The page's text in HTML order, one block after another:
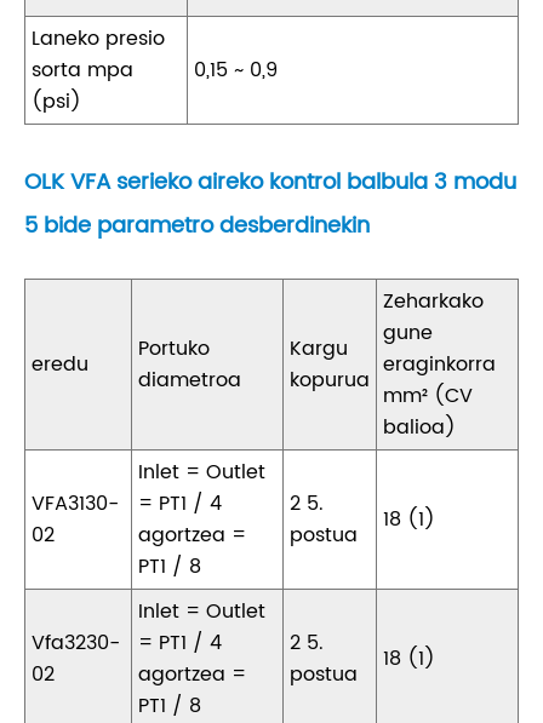
Laneko presio
sorta mpa
(psi)
0,15 ~ 0,9
OLK VFA serieko aireko kontrol balbula 3 modu
5 bide parametro desberdinekin
eredu
Portuko
diametroa
Kargu
kopurua
Zeharkako
gune
eraginkorra
mm² (CV
balioa)
VFA3130-
02
Inlet = Outlet
= PT1 / 4
agortzea =
PT1 / 8
2 5.
postua
18 (1)
Vfa3230-
02
Inlet = Outlet
= PT1 / 4
agortzea =
PT1 / 8
2 5.
postua
18 (1)